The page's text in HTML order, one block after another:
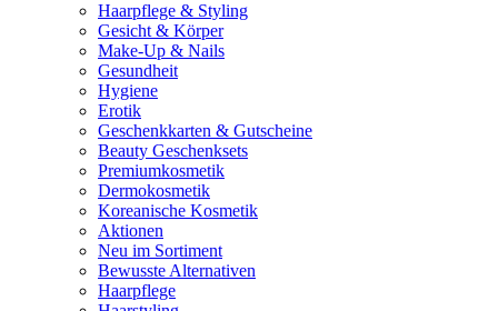
Haarpflege & Styling
Gesicht & Körper
Make-Up & Nails
Gesundheit
Hygiene
Erotik
Geschenkkarten & Gutscheine
Beauty Geschenksets
Premiumkosmetik
Dermokosmetik
Koreanische Kosmetik
Aktionen
Neu im Sortiment
Bewusste Alternativen
Haarpflege